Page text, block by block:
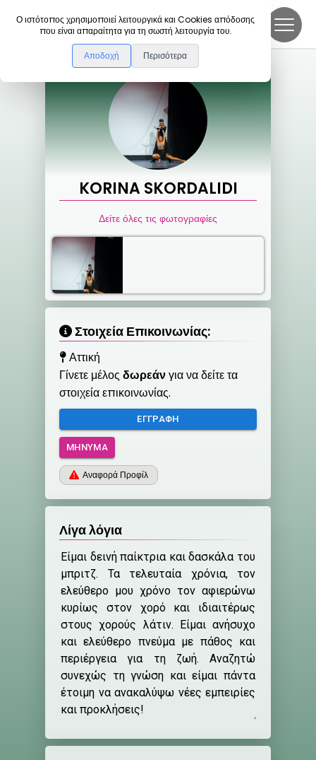
Ο ιστότοπος χρησιμοποιεί λειτουργικά και Cookies απόδοσης
που είναι απαραίτητα για τη σωστή λειτουργία του.
Αποδοχή Περισότερα
DanceLink
KORINA SKORDALIDI
Δείτε όλες τις φωτογραφίες
Στοιχεία Επικοινωνίας:
Αττική
Γίνετε μέλος δωρεάνγια να δείτε τα
στοιχεία επικοινωνίας.
ΕΓΓΡΑΦΉ
ΜΉΝΥΜΑ
Αναφορά Προφίλ
Λίγα λόγια